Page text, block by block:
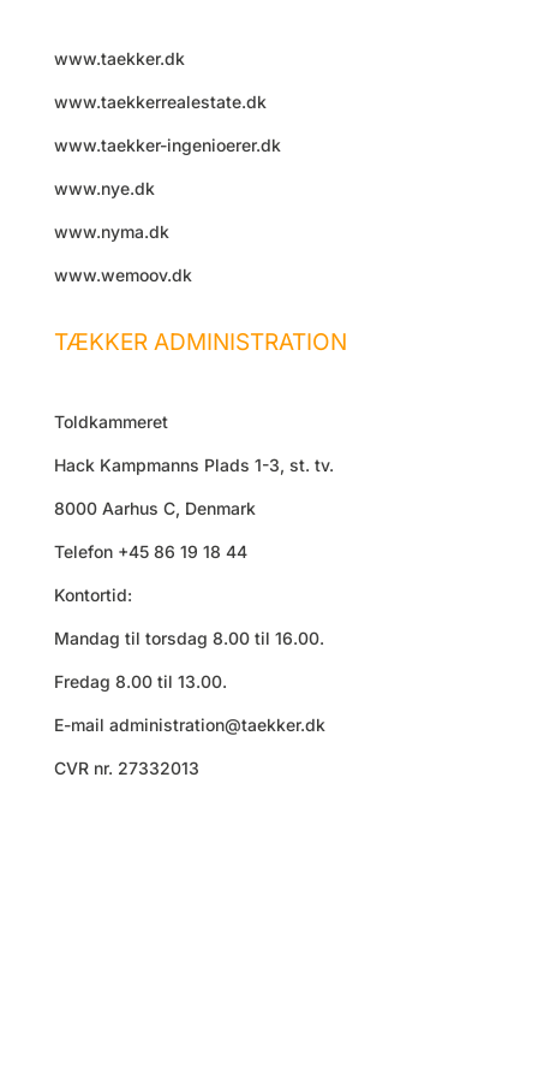
www.taekker.dk
www.taekkerrealestate.dk
www.taekker-ingenioerer.dk
www.nye.dk
www.nyma.dk
www.wemoov.dk
TÆKKER ADMINISTRATION
Toldkammeret
Hack Kampmanns Plads 1-3, st. tv.
8000 Aarhus C, Denmark
Telefon +45 86 19 18 44
Kontortid:
Mandag til torsdag 8.00 til 16.00.
Fredag 8.00 til 13.00.
E-mail administration@taekker.dk
CVR nr. 27332013